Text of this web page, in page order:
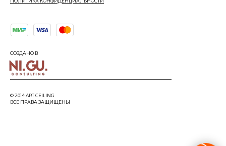
СОЗДАНО В
© 2014 ART CEILING
ВСЕ ПРАВА ЗАЩИЩЕНЫ